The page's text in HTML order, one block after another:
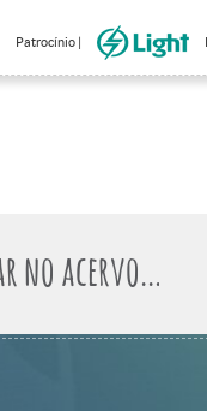
Patrocínio |